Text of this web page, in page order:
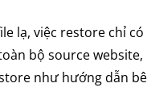
lạ, việc restore chỉ có
bộ source
như hướng dẫn